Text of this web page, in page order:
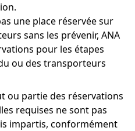
une place réservée sur
sans les prévenir, ANA
pour les étapes
ou des transporteurs
ou partie des réservations
requises ne sont pas
impartis, conformément